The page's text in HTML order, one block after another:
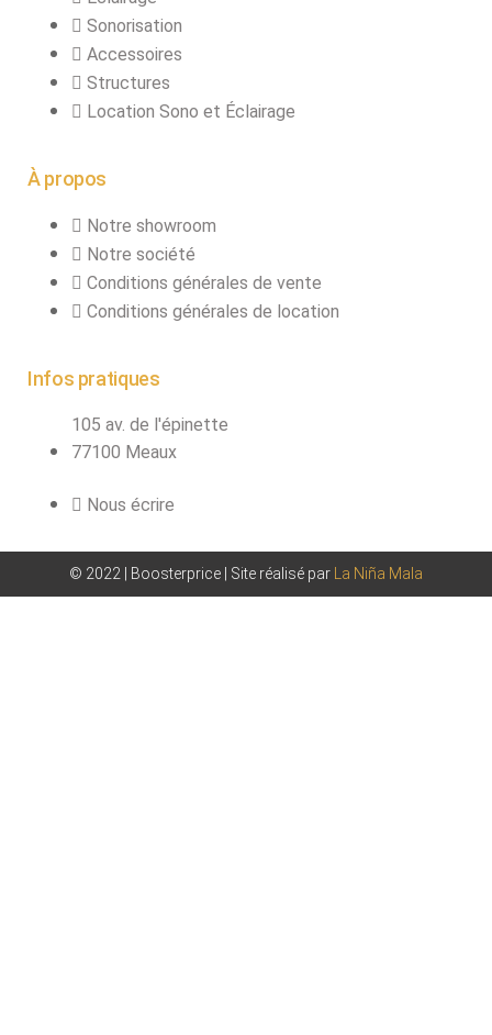
Sonorisation
Accessoires
Structures
Location Sono et Éclairage
À propos
Notre showroom
Notre société
Conditions générales de vente
Conditions générales de location
Infos pratiques
105 av. de l'épinette
77100 Meaux
Nous écrire
© 2022 | Boosterprice | Site réalisé par La Niña Mala